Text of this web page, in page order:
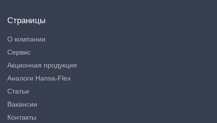
Страницы
О компании
Сервис
Акционная продукция
Аналоги Hansa-Flex
Статьи
Вакансии
Контакты